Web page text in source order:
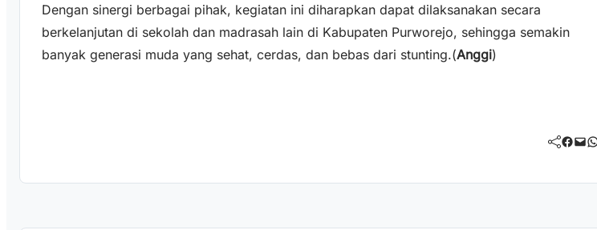
Dengan sinergi berbagai pihak, kegiatan ini diharapkan dapat dilaksanakan secara
berkelanjutan di sekolah dan madrasah lain di Kabupaten Purworejo, sehingga semakin
banyak generasi muda yang sehat, cerdas, dan bebas dari stunting.(Anggi)
Facebook Mail WhatsApp